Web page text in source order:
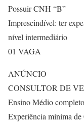
Possuir CNH “B”
Imprescindível: ter
nível intermediário
01 VAGA
ANÚNCIO
CONSULTOR DE
Ensino Médio completo
Experiência mínima de